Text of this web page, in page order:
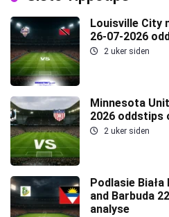
Louisville City
26-07-2026
2 uker siden
Minnesota
2026 oddstips
2 uker siden
Podlasie
and Barbuda
analyse